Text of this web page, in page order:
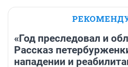
«Год преследовал и
Рассказ
нападении и